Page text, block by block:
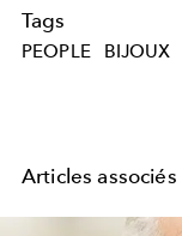
Tags
PEOPLE BIJOUX
Articles associés